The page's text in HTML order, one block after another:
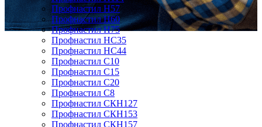
Профнастил Н57
Профнастил Н60
Профнастил Н75
Профнастил НС35
Профнастил НС44
Профнастил С10
Профнастил С15
Профнастил С20
Профнастил С8
Профнастил СКН127
Профнастил СКН153
Профнастил СКН157